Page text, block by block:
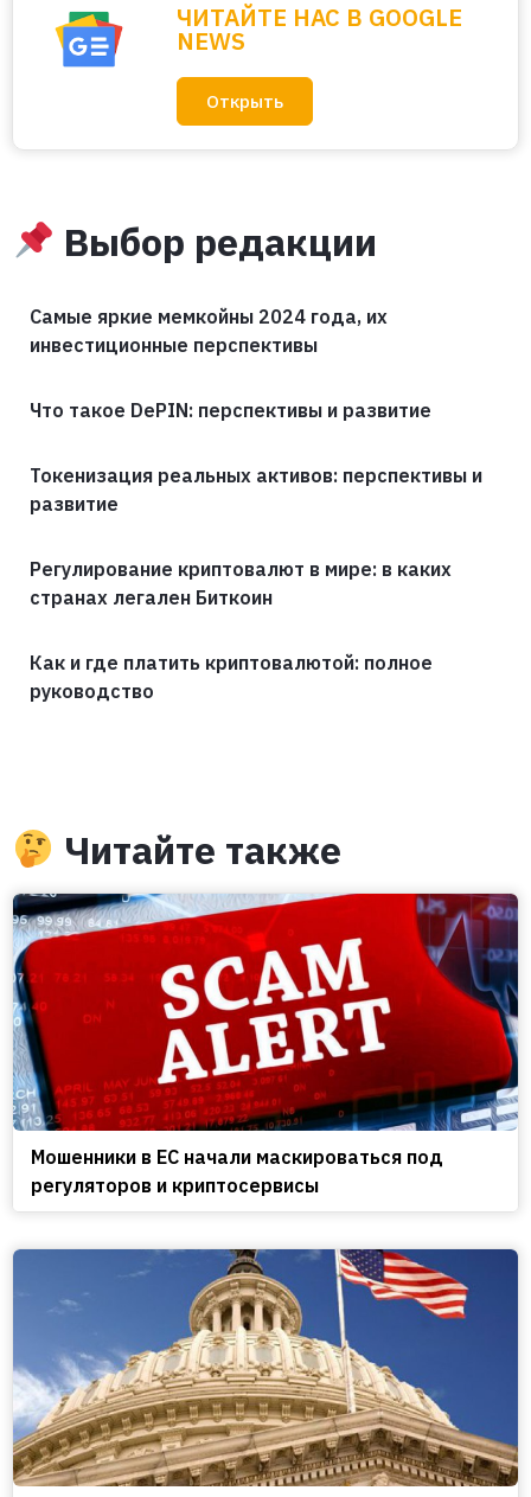
ЧИТАЙТЕ НАС В GOOGLE
NEWS
Открыть
Выбор редакции
Самые яркие мемкойны 2024 года, их
инвестиционные перспективы
Что такое DePIN: перспективы и развитие
Токенизация реальных активов: перспективы и
развитие
Регулирование криптовалют в мире: в каких
странах легален Биткоин
Как и где платить криптовалютой: полное
руководство
Читайте также
Мошенники в ЕС начали маскироваться под
регуляторов и криптосервисы